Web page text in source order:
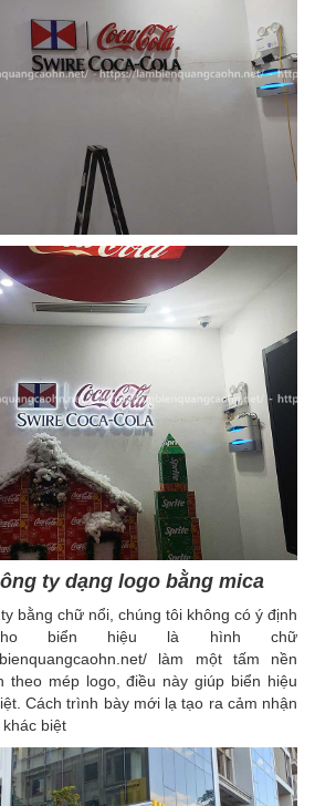
ty dạng logo bằng mica
bằng chữ nổi, chúng tôi không có ý định
biển hiệu là hình chữ
làm một tấm nền
theo mép logo, điều này giúp biển hiệu
Cách trình bày mới lạ tạo ra cảm nhận
biệt